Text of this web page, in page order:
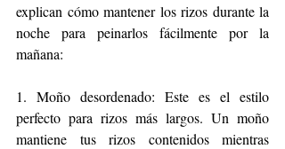
explican cómo mantener los rizos durante la
noche para peinarlos fácilmente por la
mañana:
1. Moño desordenado: Este es el estilo
perfecto para rizos más largos. Un moño
mantiene tus rizos contenidos mientras